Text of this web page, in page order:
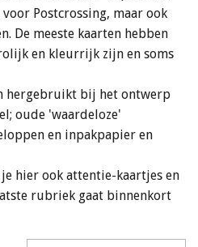
Postcrossing, maar ook
De meeste kaarten hebben
en kleurrijk zijn en soms
hergebruikt bij het ontwerp
oude 'waardeloze'
en inpakpapier en
hier ook attentie-kaartjes en
rubriek gaat binnenkort